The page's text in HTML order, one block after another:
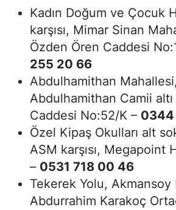
Kadın Doğum ve Çocuk
karşısı, Mimar Sinan
Özden Ören Caddesi
255 20 66
Abdulhamithan Mahallesi,
Abdulhamithan Camii
Caddesi No:52/K – 0344
Özel Kipaş Okulları alt
ASM karşısı, Megapoint
– 0531 718 00 46
Tekerek Yolu, Akmansoy
Abdurrahim Karakoç